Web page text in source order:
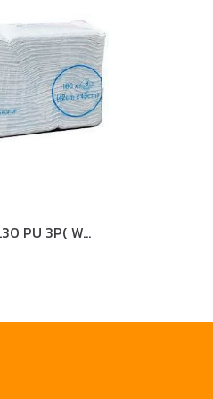
28081 WYPALL L30 PU 3P( White) 10 x 100